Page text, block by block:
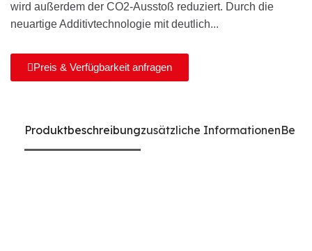
wird außerdem der CO2-Ausstoß reduziert. Durch die
neuartige Additivtechnologie mit deutlich...
Preis & Verfügbarkeit anfragen
Produktbeschreibungzusätzliche Informationen